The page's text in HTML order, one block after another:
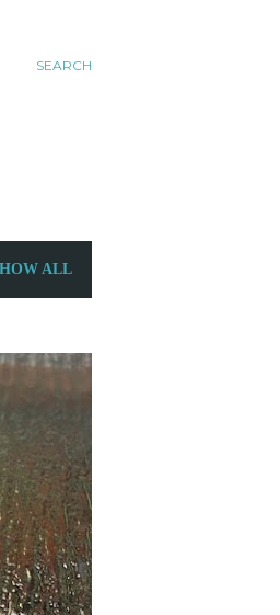
SEARCH
ALL